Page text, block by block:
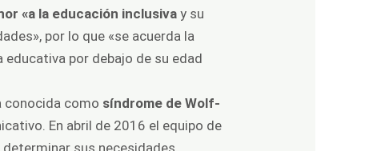
«a la educación inclusivay su
por lo que «se acuerda la
por debajo de su edad
conocida como síndrome de Wolf-
En abril de 2016 el equipo de
sus necesidades